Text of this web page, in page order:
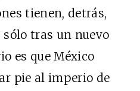
tienen, detrás,
tras un nuevo
es que México
pie al imperio de